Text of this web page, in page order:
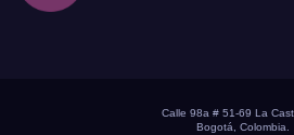
Calle 98a # 51-69 La
Bogotá, Colombia.